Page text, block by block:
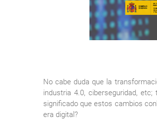
No cabe duda que la
industria 4.0, ciberseguridad,
significado que estos cambios
era digital?